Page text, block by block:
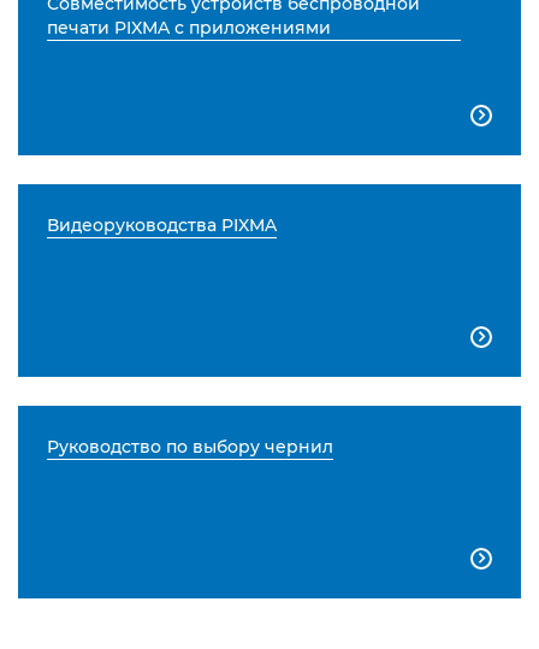
печати PIXMA с приложениями

Видеоруководства PIXMA

Руководство по выбору чернил
